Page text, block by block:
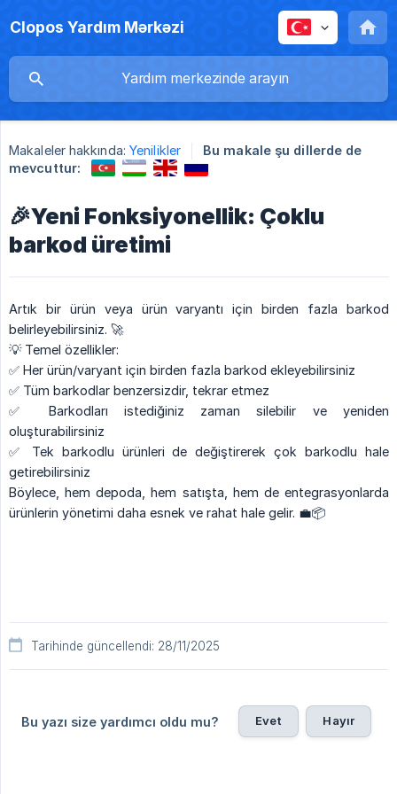
Clopos Yardım Mərkəzi
Makaleler hakkında: Yenilikler
Bu makale şu dillerde de
mevcuttur:
🎉Yeni Fonksiyonellik: Çoklu
barkod üretimi
Artık bir ürün veya ürün varyantı için birden fazla barkod
belirleyebilirsiniz. 🚀
💡 Temel özellikler:
✅ Her ürün/varyant için birden fazla barkod ekleyebilirsiniz
✅ Tüm barkodlar benzersizdir, tekrar etmez
✅ Barkodları istediğiniz zaman silebilir ve yeniden
oluşturabilirsiniz
✅ Tek barkodlu ürünleri de değiştirerek çok barkodlu hale
getirebilirsiniz
Böylece, hem depoda, hem satışta, hem de entegrasyonlarda
ürünlerin yönetimi daha esnek ve rahat hale gelir. 💼📦
Tarihinde güncellendi: 28/11/2025
Bu yazı size yardımcı oldu mu? Evet Hayır